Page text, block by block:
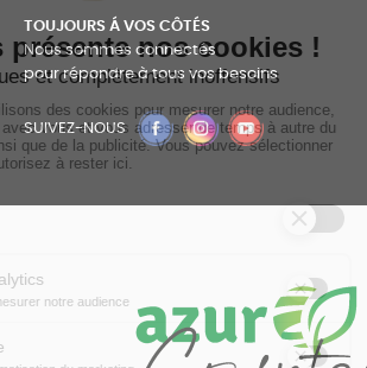
TOUJOURS Á VOS CÔTÉS
Nous sommes connectés
pour répondre à tous vos besoins
SUIVEZ-NOUS